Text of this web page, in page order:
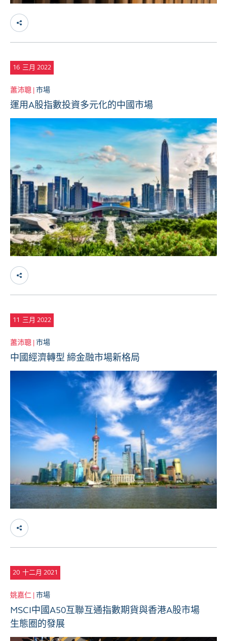
16 三月 2022
蕭沛聰 |市場
運用A股指數投資多元化的中國市場
11 三月 2022
蕭沛聰 |市場
中國經濟轉型 締金融市場新格局
20 十二月 2021
姚嘉仁 |市場
MSCI中國A50互聯互通指數期貨與香港A股市場
生態圈的發展